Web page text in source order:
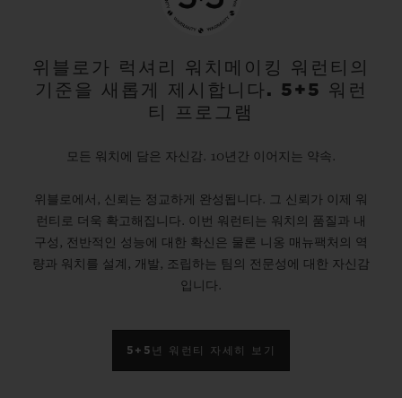
위블로가 럭셔리 워치메이킹 워런티의
기준을 새롭게 제시합니다. 5+5 워런
티 프로그램
모든 워치에 담은 자신감. 10년간 이어지는 약속.
위블로에서, 신뢰는 정교하게 완성됩니다. 그 신뢰가 이제 워
런티로 더욱 확고해집니다. 이번 워런티는 워치의 품질과 내
구성, 전반적인 성능에 대한 확신은 물론 니옹 매뉴팩처의 역
량과 워치를 설계, 개발, 조립하는 팀의 전문성에 대한 자신감
입니다.
5+5년 워런티 자세히 보기